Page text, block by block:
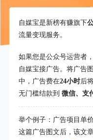
自媒宝是新榜有赚旗下
流量变现服务。
如果您是公众号运营者
自媒宝接广告。将广告
中，广告费在24小时后
无门槛结款到 微信、支
举个例子：广告项目单
这篇广告图文后，该文